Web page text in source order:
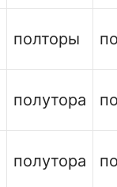
полторы
полутора
полутора